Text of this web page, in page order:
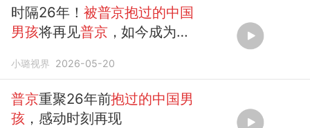
时隔26年！ 被普京抱过的中国
男孩将再见普京，如今成为有
小璐视界 2026-05-20
普京重聚26年前抱过的中国男
孩 ，感动时刻再现